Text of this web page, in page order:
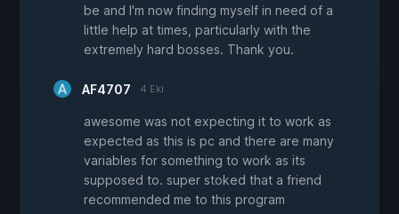
be and I'm now finding myself in need of a
little help at times, particularly with the
extremely hard bosses. Thank you.
AF4707 4 Eki
awesome was not expecting it to work as
expected as this is pc and there are many
variables for something to work as its
supposed to. super stoked that a friend
recommended me to this program